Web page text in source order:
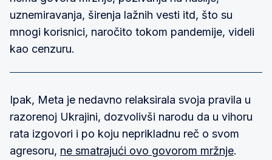
uznemiravanja, širenja lažnih vesti itd, što su
mnogi korisnici, naročito tokom pandemije, videli
kao cenzuru.
Ipak, Meta je nedavno relaksirala svoja pravila u
razorenoj Ukrajini, dozvolivši narodu da u vihoru
rata izgovori i po koju neprikladnu reč o svom
agresoru, ne smatrajući ovo govorom mržnje.